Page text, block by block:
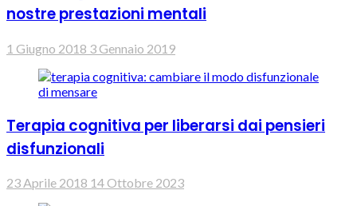
nostre prestazioni mentali
1 Giugno 2018 3 Gennaio 2019
Terapia cognitiva per liberarsi dai pensieri
disfunzionali
23 Aprile 2018 14 Ottobre 2023